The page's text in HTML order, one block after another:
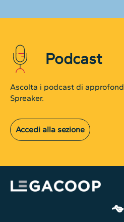
Podcast
Ascolta i podcast di
Spreaker.
Accedi alla sezione